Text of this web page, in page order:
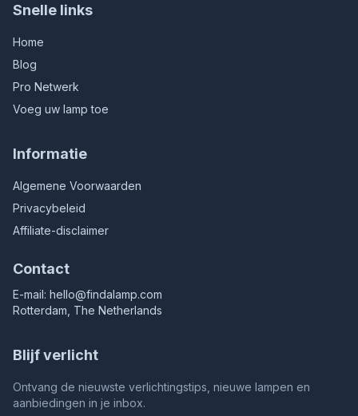
Snelle links
Home
Blog
Pro Netwerk
Voeg uw lamp toe
Informatie
Algemene Voorwaarden
Privacybeleid
Affiliate-disclaimer
Contact
E-mail: hello@findalamp.com
Rotterdam, The Netherlands
Blijf verlicht
Ontvang de nieuwste verlichtingstips, nieuwe lampen en
aanbiedingen in je inbox.